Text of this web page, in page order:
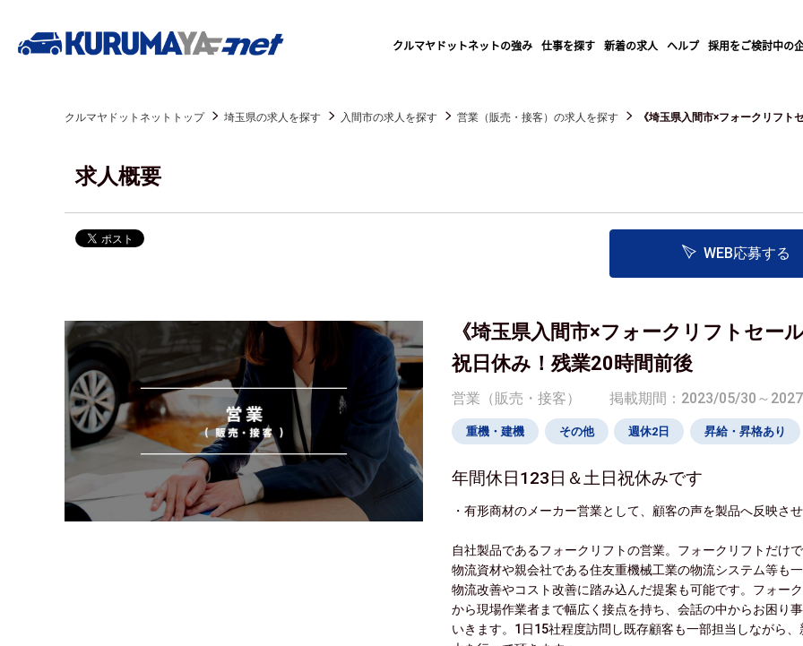
クルマヤドットネットの強み 仕事を探す 新着の求人 ヘルプ 採用をご検討中の
クルマヤドットネットトップ 埼玉県の求人を探す 入間市の求人を探す 営業（販売・接客）の求人を探す 《埼玉県入間市×フォークリフト
求人概要
WEB応募する
《埼玉県入間市×フォークリフトセー
祝日休み！残業20時間前後
営業（販売・接客） 掲載期間：2023/05/30～
重機・建機 その他 週休2日 昇給・昇格あり
年間休日123日＆土日祝休みです
・有形商材のメーカー営業として、顧客の声を製品へ反映さ
自社製品であるフォークリフトの営業。フォークリフトだけ
物流資材や親会社である住友重機械工業の物流システム等も
物流改善やコスト改善に踏み込んだ提案も可能です。フォー
から現場作業者まで幅広く接点を持ち、会話の中からお困り
いきます。1日15社程度訪問し既存顧客も一部担当しながら